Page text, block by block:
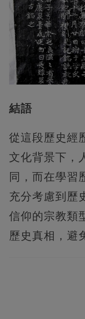
結語
從這段歷史經
文化背景下，
同，而在學習
充分考慮到歷
信仰的宗教類
歷史真相，避